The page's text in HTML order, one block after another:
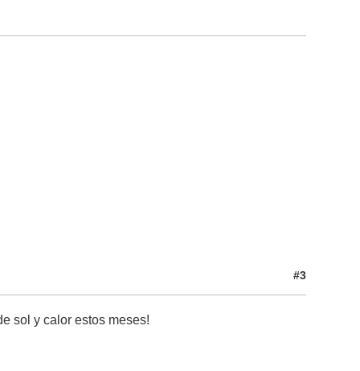
#3
sol y calor estos meses!